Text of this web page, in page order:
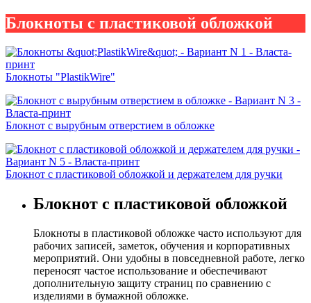
Блокноты с пластиковой обложкой
Блокноты "PlastikWire"
Блокнот с вырубным отверстием в обложке
Блокнот с пластиковой обложкой и держателем для ручки
Блокнот с пластиковой обложкой
Блокноты в пластиковой обложке часто используют для
рабочих записей, заметок, обучения и корпоративных
мероприятий. Они удобны в повседневной работе, легко
переносят частое использование и обеспечивают
дополнительную защиту страниц по сравнению с
изделиями в бумажной обложке.